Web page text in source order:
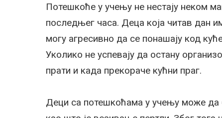
Потешкоће у учењу не нестају неком
последњег часа. Деца која читав дан
могу агресивно да се понашају код
Уколико не успевају да остану
прати и када прекораче кућни праг.
Деци са потешкоћама у учењу може